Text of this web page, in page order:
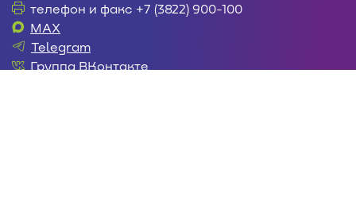
телефон и факс +7 (3822) 900-100
MAX
Telegram
Группа ВКонтакте